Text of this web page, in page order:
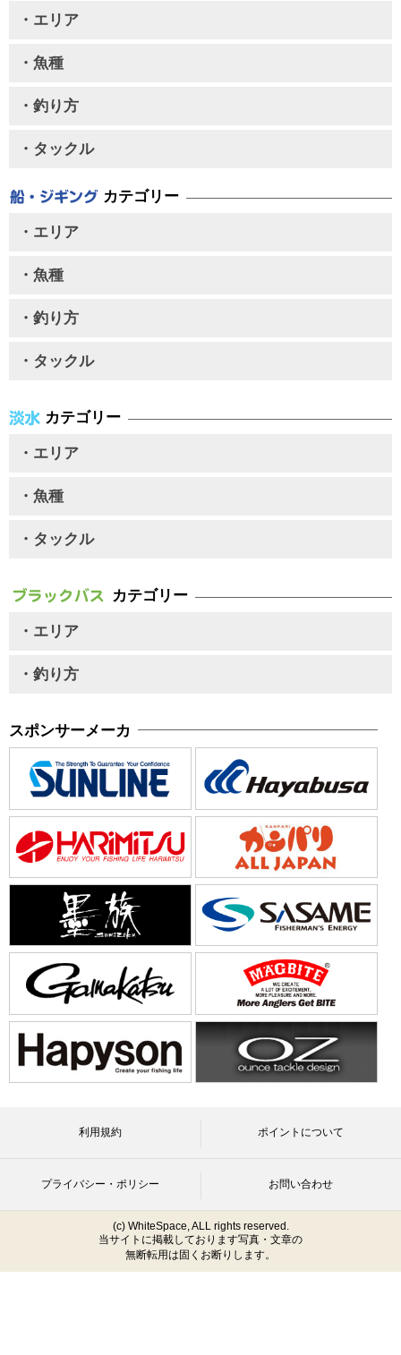
・エリア
・魚種
・釣り方
・タックル
カテゴリー
・エリア
・魚種
・釣り方
・タックル
カテゴリー
・エリア
・魚種
・タックル
カテゴリー
・エリア
・釣り方
スポンサーメーカ
利用規約 ポイントについて
プライバシー・ポリシー お問い合わせ
(c) WhiteSpace, ALL rights reserved.
当サイトに掲載しております写真・文章の
無断転用は固くお断りします。